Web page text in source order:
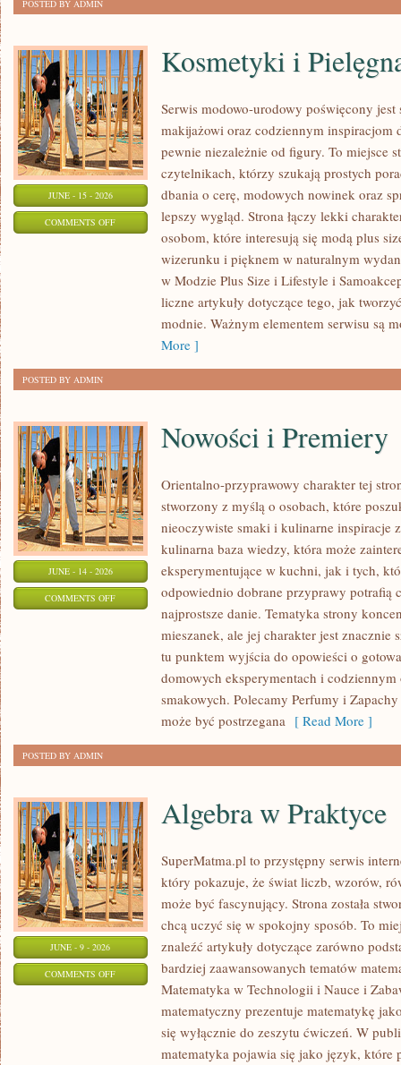
POSTED BY ADMIN
JUNE - 15 - 2026
COMMENTS OFFON
KOSMETYKI
PIELĘGNACJA
Kosmetyki i
Serwis modowo-urodowy poświęcony
makijażowi oraz codziennym inspiracjom
pewnie niezależnie od figury. To miejsce
czytelnikach, którzy szukają prostych
dbania o cerę, modowych nowinek oraz
lepszy wygląd. Strona łączy lekki
osobom, które interesują się modą plus
wizerunku i pięknem w naturalnym
w Modzie Plus Size i Lifestyle i
liczne artykuły dotyczące tego, jak
modnie. Ważnym elementem serwisu są
More ]
POSTED BY ADMIN
JUNE - 14 - 2026
COMMENTS OFFON
Nowości i Premiery
Orientalno-przyprawowy charakter tej
stworzony z myślą o osobach, które
nieoczywiste smaki i kulinarne inspiracje
kulinarna baza wiedzy, która może
eksperymentujące w kuchni, jak i tych,
odpowiednio dobrane przyprawy potrafią
najprostsze danie. Tematyka strony
mieszanek, ale jej charakter jest znacznie
tu punktem wyjścia do opowieści o
domowych eksperymentach i
smakowych. Polecamy Perfumy i
może być postrzegana [ Read More ]
POSTED BY ADMIN
JUNE - 9 - 2026
COMMENTS OFFON
PRAKTYCE
Algebra w Praktyce
SuperMatma.pl to przystępny serwis
który pokazuje, że świat liczb, wzorów,
może być fascynujący. Strona została
chcą uczyć się w spokojny sposób. To
znaleźć artykuły dotyczące zarówno
bardziej zaawansowanych tematów
Matematyka w Technologii i Nauce i
matematyczny prezentuje matematykę
się wyłącznie do zeszytu ćwiczeń. W
matematyka pojawia się jako język, które